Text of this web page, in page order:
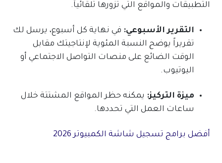
التطبيقات والمواقع التي تزورها تلقائياً.
التقرير الأسبوعي: في نهاية كل أسبوع، يرسل لك
تقريراً يوضح النسبة المئوية لإنتاجيتك مقابل
الوقت الضائع على منصات التواصل الاجتماعي أو
اليوتيوب.
ميزة التركيز: يمكنه حظر المواقع المشتتة خلال
ساعات العمل التي تحددها.
أفضل برامج تسجيل شاشة الكمبيوتر 2026